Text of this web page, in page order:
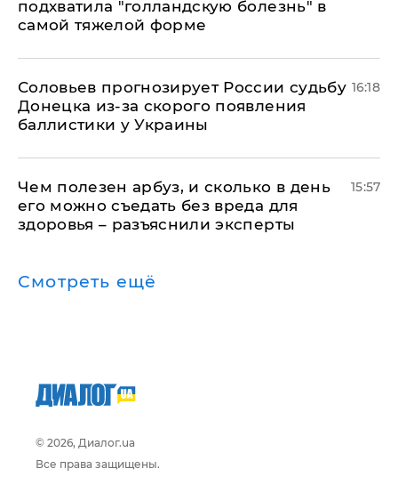
подхватила "голландскую болезнь" в
самой тяжелой форме
Соловьев прогнозирует России судьбу
Донецка из-за скорого появления
баллистики у Украины
16:18
Чем полезен арбуз, и сколько в день
его можно съедать без вреда для
здоровья – разъяснили эксперты
15:57
Смотреть ещё
© 2026, Диалог.ua
Все права защищены.